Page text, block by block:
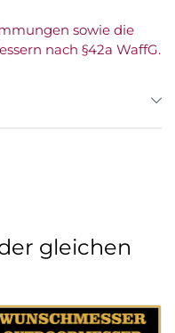
sowie die
nach §42a WaffG.
gleichen